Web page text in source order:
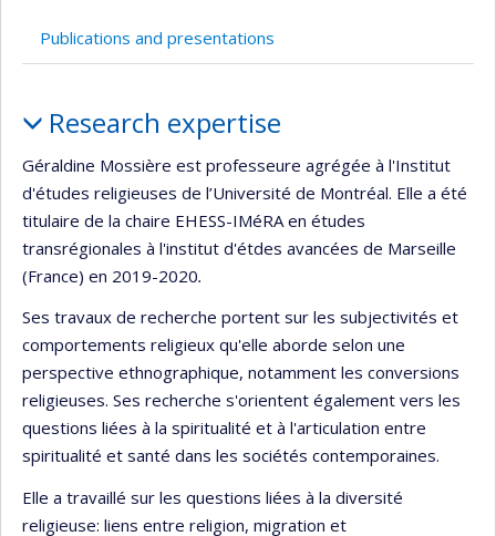
Publications and presentations
Research expertise
Géraldine Mossière est professeure agrégée à l'Institut
d'études religieuses de l’Université de Montréal. Elle a été
titulaire de la chaire EHESS-IMéRA en études
transrégionales à l'institut d'étdes avancées de Marseille
(France) en 2019-2020.
Ses travaux de recherche portent sur les subjectivités et
comportements religieux qu'elle aborde selon une
perspective ethnographique, notamment les conversions
religieuses. Ses recherche s'orientent également vers les
questions liées à la spiritualité et à l'articulation entre
spiritualité et santé dans les sociétés contemporaines.
Elle a travaillé sur les questions liées à la diversité
religieuse: liens entre religion, migration et